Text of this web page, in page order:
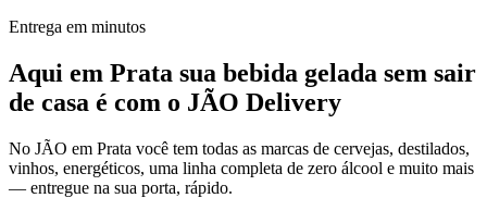
Entrega em minutos
Aqui em Prata sua bebida gelada sem sair
de casa é com o JÃO Delivery
No JÃO em Prata você tem todas as marcas de cervejas, destilados,
vinhos, energéticos, uma linha completa de zero álcool e muito mais
— entregue na sua porta, rápido.